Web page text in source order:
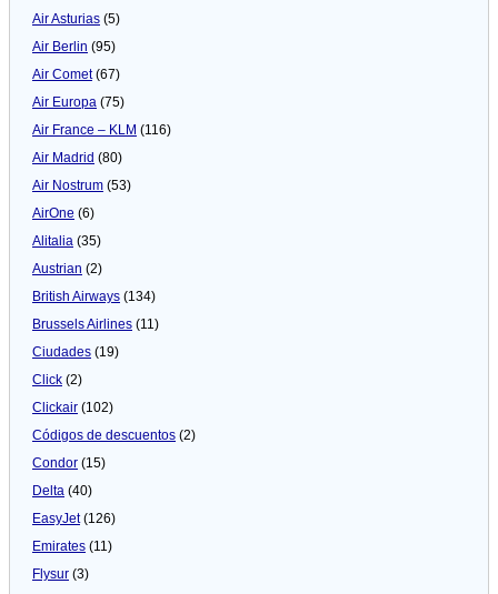
Air Asturias (5)
Air Berlin (95)
Air Comet(67)
Air Europa (75)
Air France – KLM (116)
Air Madrid (80)
Air Nostrum (53)
AirOne (6)
Alitalia (35)
Austrian (2)
British Airways (134)
Brussels Airlines (11)
Ciudades (19)
Click (2)
Clickair (102)
Códigos de descuentos (2)
Condor (15)
Delta (40)
EasyJet(126)
Emirates (11)
Flysur (3)